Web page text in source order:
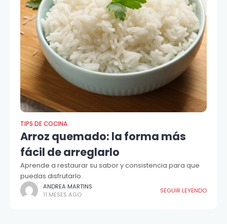
TIPS DE COCINA
Arroz quemado: la forma más
fácil de arreglarlo
Aprende a restaurar su sabor y consistencia para que
puedas disfrutarlo.
ANDREA MARTINS
11 MESES AGO
SEGUIR LEYENDO